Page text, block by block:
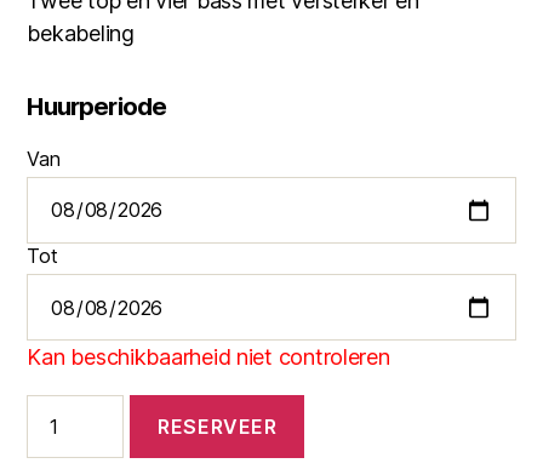
bekabeling
Huurperiode
Van
Tot
Kan beschikbaarheid niet controleren
XXL
aantal
RESERVEER